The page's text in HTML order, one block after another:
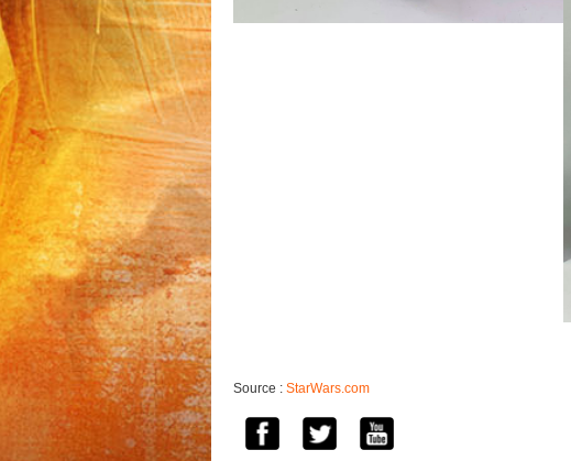
Source : StarWars.com